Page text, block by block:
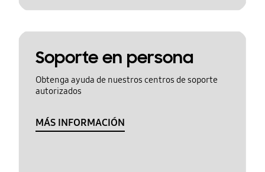
Soporte en persona
Obtenga ayuda de nuestros centros de soporte
autorizados
MÁS INFORMACIÓN